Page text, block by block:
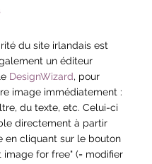
du site irlandais est
un éditeur
DesignWizard, pour
image immédiatement :
du texte, etc. Celui-ci
directement à partir
en cliquant sur le bouton
image for free" (= modifier